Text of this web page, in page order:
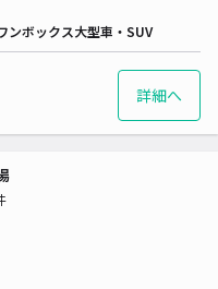
ンボックス大型車・SUV
詳細へ